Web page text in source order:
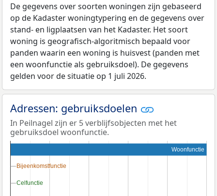
De gegevens over soorten woningen zijn gebaseerd
op de Kadaster woningtypering en de gegevens over
stand- en ligplaatsen van het Kadaster. Het soort
woning is geografisch-algoritmisch bepaald voor
panden waarin een woning is huisvest (panden met
een woonfunctie als gebruiksdoel). De gegevens
gelden voor de situatie op 1 juli 2026.
Adressen: gebruiksdoelen
In Peilnagel zijn er 5 verblijfsobjecten met het
gebruiksdoel woonfunctie.
Woonfunctie
Bijeenkomstfunctie
Bijeenkomstfunctie
Celfunctie
Celfunctie